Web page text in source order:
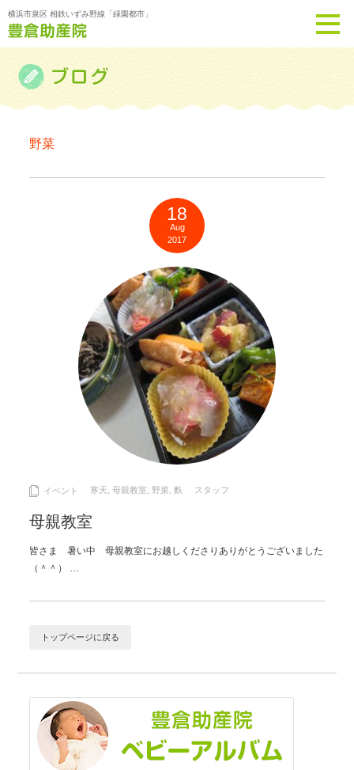
横浜市泉区 相鉄いずみ野線「緑園都市」
野菜
18
Aug
2017
イベント 寒天 ,母親教室 野菜 ,麩 スタッフ
母親教室
皆さま 暑い中 母親教室にお越しくださりありがとうございました
（＾＾） …
トップページに戻る